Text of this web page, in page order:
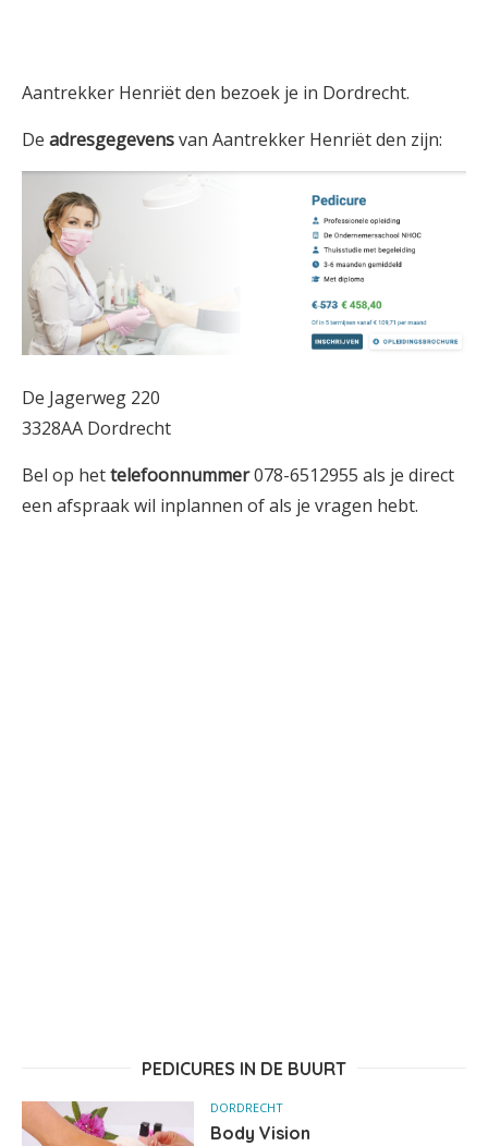
Aantrekker Henriët den bezoek je in Dordrecht.
De adresgegevensvan Aantrekker Henriët den zijn:
De Jagerweg 220
3328AA Dordrecht
Bel op hettelefoonnummer078-6512955 als je direct
een afspraak wil inplannen of als je vragen hebt.
PEDICURES IN DE BUURT
DORDRECHT
Body Vision